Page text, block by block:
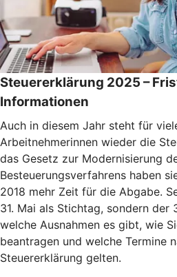
Steuererklärung 2025 –
Informationen
Auch in diesem Jahr steht für
Arbeitnehmerinnen wieder die
das Gesetz zur Modernisierung
Besteuerungsverfahrens haben
2018 mehr Zeit für die Abgabe.
31. Mai als Stichtag, sondern der
welche Ausnahmen es gibt, wie
beantragen und welche Termine
Steuererklärung gelten.